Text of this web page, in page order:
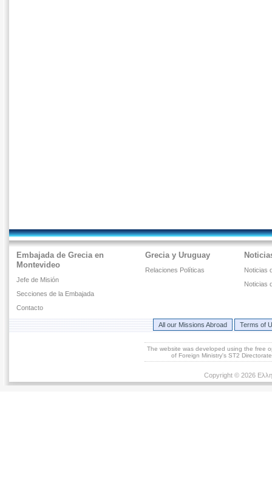
Embajada de Grecia en
Montevideo
Jefe de Misión
Secciones de la Embajada
Contacto
Grecia y Uruguay
Relaciones Políticas
Noticias
Noticias
All our Missions Abroad Terms of
The website was developed using the free
of Foreign Ministry's ST2
Copyright © 2026